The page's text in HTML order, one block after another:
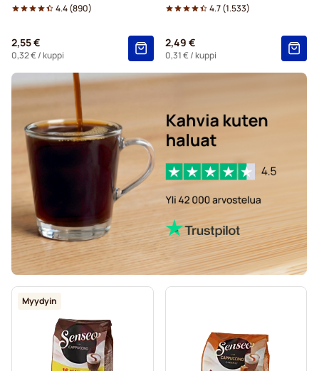
Gimoka-kahvityynyt Senseo-koneisiin
Kaffekapslen for Senseo®
4.4(890)
2,55 €
0,32 €/ kuppi
4.7(1.533)
2,49 €
0,31 €/ kuppi
Myydyin